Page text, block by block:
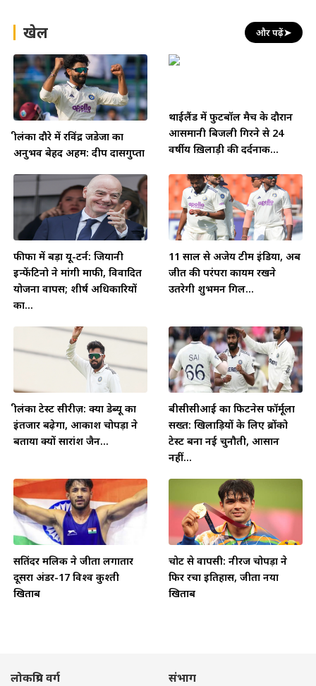
खेल और पढ़ें➤
श्रीलंका दौरे में रविंद्र जडेजा का
अनुभव बेहद अहम: दीप दासगुप्ता
थाईलैंड में फुटबॉल मैच के दौरान
आसमानी बिजली गिरने से 24
वर्षीय ख़िलाड़ी की दर्दनाक...
फीफा में बड़ा यू-टर्न: जियानी
इन्फेंटिनो ने मांगी माफी, विवादित
योजना वापस; शीर्ष अधिकारियों
का...
11 साल से अजेय टीम इंडिया, अब
जीत की परंपरा कायम रखने
उतरेगी शुभमन गिल...
श्रीलंका टेस्ट सीरीज़: क्या डेब्यू का
इंतजार बढ़ेगा, आकाश चोपड़ा ने
बताया क्यों सारांश जैन...
बीसीसीआई का फिटनेस फॉर्मूला
सख्त: खिलाड़ियों के लिए ब्रोंको
टेस्ट बना नई चुनौती, आसान
नहीं...
सतिंदर मलिक ने जीता लगातार
दूसरा अंडर-17 विश्व कुश्ती
खिताब
चोट से वापसी: नीरज चोपड़ा ने
फिर रचा इतिहास, जीता नया
खिताब
लोकप्रिय वर्ग संभाग